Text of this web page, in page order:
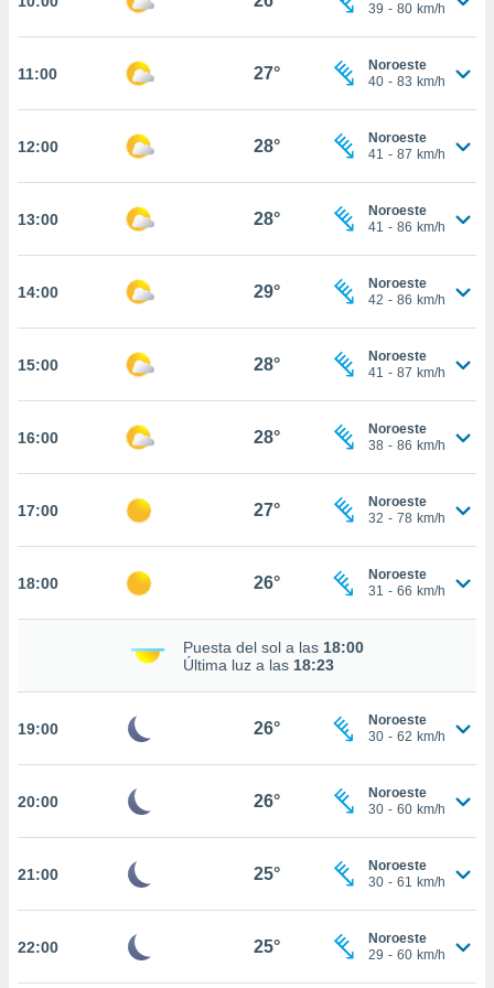
sean
se
ni para
web a
como
IP
en
a lo que
u
datos
39 - 80 km/h
11:00 27°
Noroeste
40 - 83 km/h
12:00 28°
Noroeste
41 - 87 km/h
13:00 28°
Noroeste
41 - 86 km/h
14:00 29°
Noroeste
42 - 86 km/h
15:00 28°
Noroeste
41 - 87 km/h
16:00 28°
Noroeste
38 - 86 km/h
17:00 27°
Noroeste
32 - 78 km/h
18:00 26°
Noroeste
31 - 66 km/h
Puesta del sol a las 18:00
Última luz a las 18:23
19:00 26°
Noroeste
30 - 62 km/h
20:00 26°
Noroeste
30 - 60 km/h
21:00 25°
Noroeste
30 - 61 km/h
22:00 25°
Noroeste
29 - 60 km/h